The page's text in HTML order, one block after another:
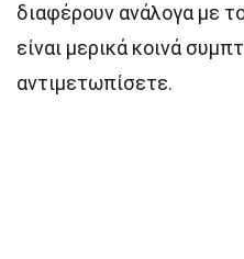
διαφέρουν ανάλογα με
είναι μερικά κοινά
αντιμετωπίσετε.